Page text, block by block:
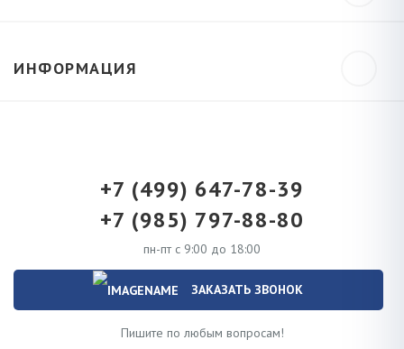
ИНФОРМАЦИЯ
+7 (499) 647-78-39
+7 (985) 797-88-80
пн-пт с 9:00 до 18:00
ЗАКАЗАТЬ ЗВОНОК
Пишите по любым вопросам!